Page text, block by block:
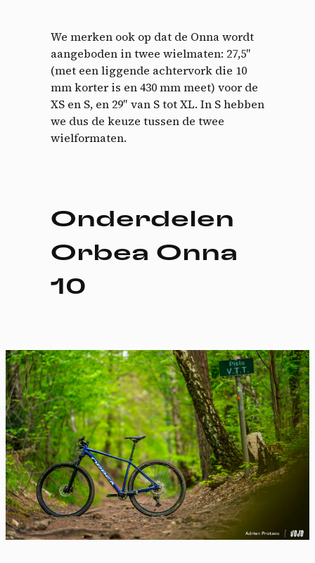
We merken ook op dat de Onna wordt
aangeboden in twee wielmaten: 27,5″
(met een liggende achtervork die 10
mm korter is en 430 mm meet) voor de
XS en S, en 29″ van S tot XL. In S hebben
we dus de keuze tussen de twee
wielformaten.
Onderdelen
Orbea Onna
10